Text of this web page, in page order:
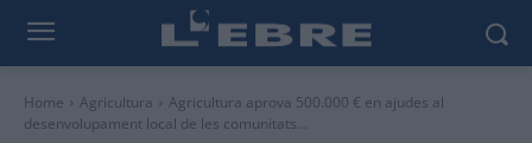
Home Agricultura
Agricultura aprova 500.000 € en ajudes al
desenvolupament local de les comunitats...